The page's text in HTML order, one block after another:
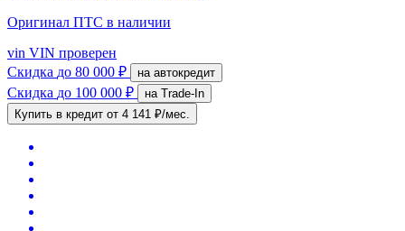
Оригинал ПТС в наличии
vin VIN проверен
Скидка до 80 000 ₽ на автокредит
Скидка до 100 000 ₽
на Trade-In
Купить в кредит от 4 141 ₽/мес.